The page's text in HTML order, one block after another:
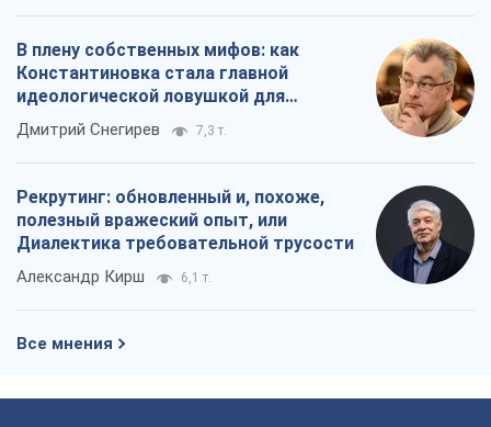
В плену собственных мифов: как
Константиновка стала главной
идеологической ловушкой для
российских оккупантов
Дмитрий Снегирев 7,3 т.
Рекрутинг: обновленный и, похоже,
полезный вражеский опыт, или
Диалектика требовательной трусости
Александр Кирш 6,1 т.
Все мнения